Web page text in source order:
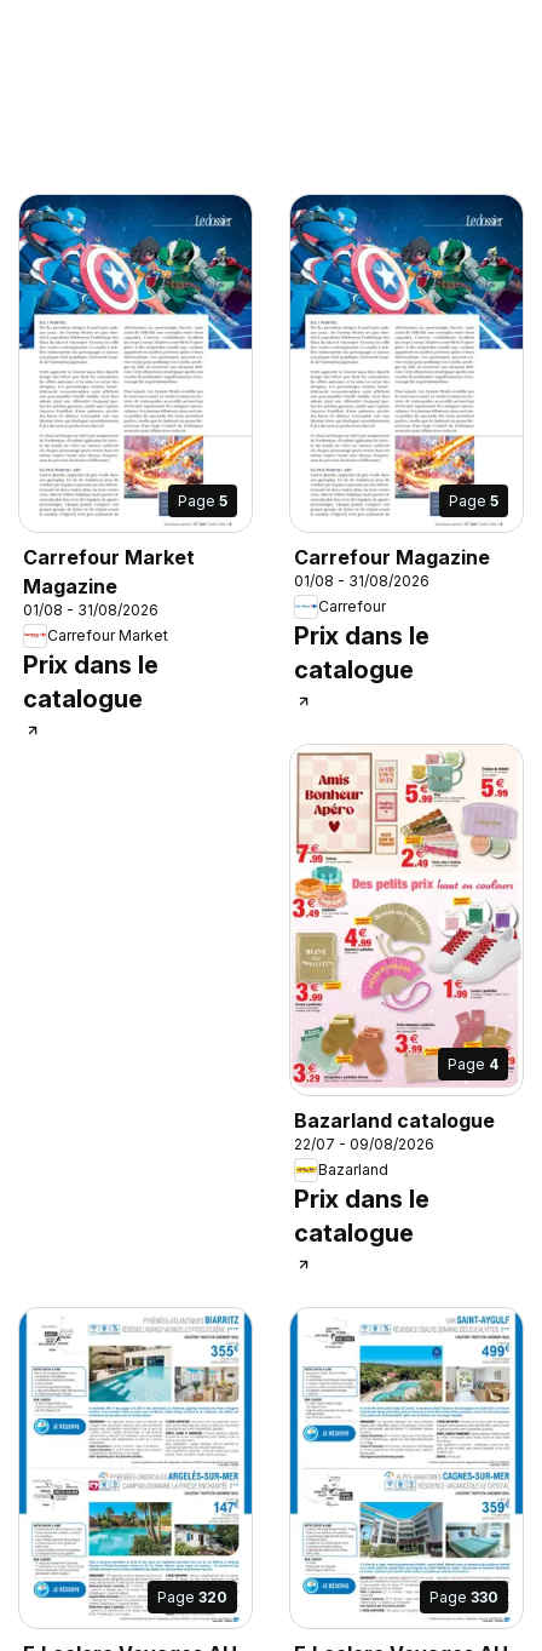
Page 5
Carrefour Market
Magazine
01/08 - 31/08/2026
Carrefour Market
Prix dans le
catalogue
Page 5
Carrefour Magazine
01/08 - 31/08/2026
Carrefour
Prix dans le
catalogue
Page 4
Bazarland catalogue
22/07 - 09/08/2026
Bazarland
Prix dans le
catalogue
Page 320 Page 330